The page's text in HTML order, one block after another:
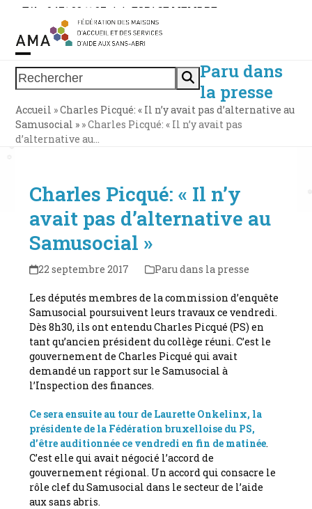
Skip
content
Tél. : 0471 38 11 37 | | ESPACE MEMBRE
Rechercher
Open
mobile
menu
Close
mobile
menu
Paru dans
la presse
Accueil »Charles Picqué: « Il n’y avait pas d’alternative au
Samusocial » »Charles Picqué: « Il n’y avait pas
d’alternative au…
Charles Picqué: « Il n’y
avait pas d’alternative au
Samusocial »
22 septembre 2017 Paru dans la presse
Les députés membres de la commission d’enquête
Samusocial poursuivent leurs travaux ce vendredi.
Dès 8h30, ils ont entendu Charles Picqué (PS) en
tant qu’ancien président du collège réuni. C’est le
gouvernement de Charles Picqué qui avait
demandé un rapport sur le Samusocial à
l’Inspection des finances.
Ce sera ensuite au tour de Laurette Onkelinx, la
présidente de la Fédération bruxelloise du PS,
d’être auditionnée ce vendredi en fin de matinée.
C’est elle qui avait négocié l’accord de
gouvernement régional. Un accord qui consacre le
rôle clef du Samusocial dans le secteur de l’aide
aux sans abris.